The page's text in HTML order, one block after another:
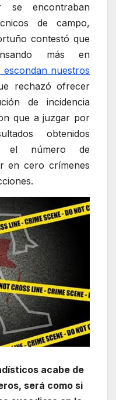
se encontraban
de campo,
contestó que
más en
nuestros
rechazó ofrecer
de incidencia
que a juzgar por
obtenidos
el número de
en cero crímenes
acabe de
será como si